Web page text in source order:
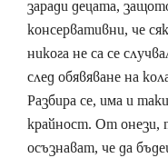
заради децата,
консервативни, че
никога не са се
след обявяване на
Разбира се, има и
крайност. От онези,
осъзнават, че да